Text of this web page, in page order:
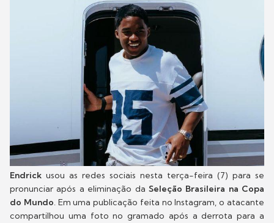
Endrick usou as redes sociais nesta terça-feira (7) para se
pronunciar após a eliminação da Seleção Brasileira na Copa
do Mundo. Em uma publicação feita no Instagram, o atacante
compartilhou uma foto no gramado após a derrota para a